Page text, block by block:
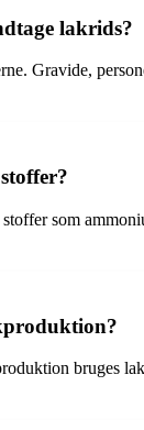
lakrids?
Gravide,
som
bruges